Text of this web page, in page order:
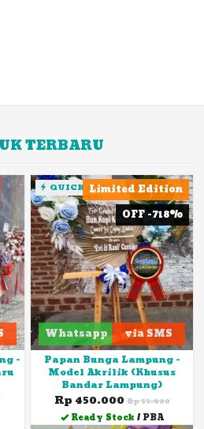
TERBARU
-
Limited Edition
OFF -718%
QUICK ORDER
Whatsapp via SMS
Papan Bunga Lampung -
Model Akrilik (Khusus
Bandar Lampung)
Rp 450.000Rp 55.000
Ready Stock / PBA